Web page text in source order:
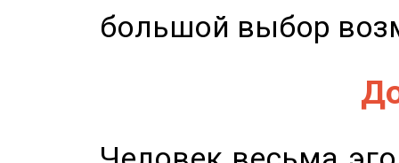
большой выбор